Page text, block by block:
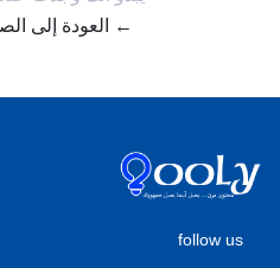
← العودة إلى
follow us